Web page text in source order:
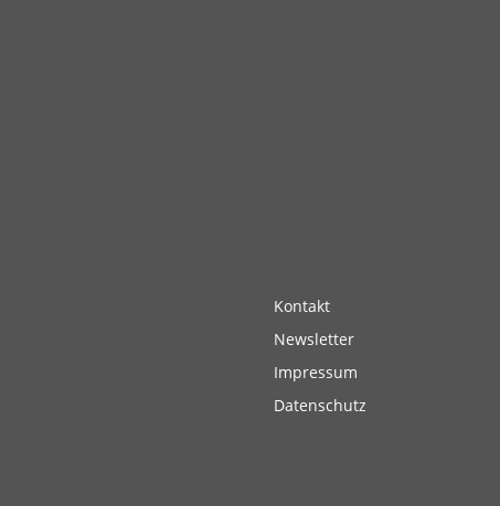
Kontakt
Newsletter
Impressum
Datenschutz